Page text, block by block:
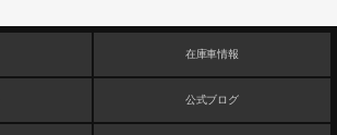
在庫車情報
公式ブログ